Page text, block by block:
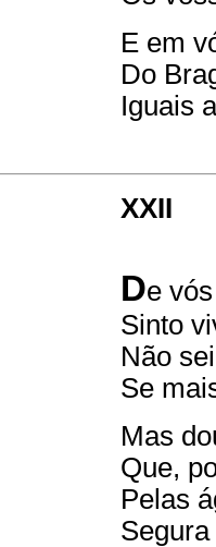
E em
Do
Iguais
XXII
De
Sinto
Não
Se
Mas
Que,
Pelas